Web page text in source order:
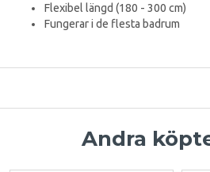
Flexibel längd (180 - 300 cm)
Fungerar i de flesta badrum
Andra